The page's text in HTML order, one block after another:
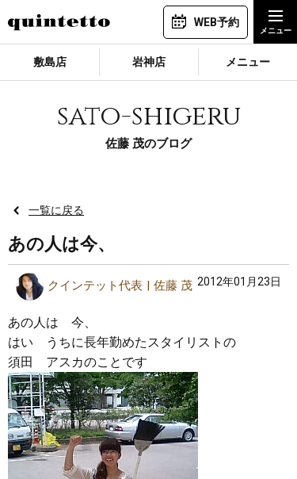
WEB予約
敷島店 岩神店 メニュー
sato-shigeru
佐藤 茂のブログ
一覧に戻る
あの人は今、
クインテット代表 佐藤 茂 2012年01月23日
あの人は 今、
はい うちに長年勤めたスタイリストの
須田 アスカのことです